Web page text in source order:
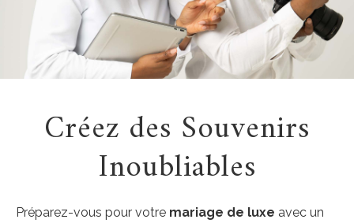
Créez des Souvenirs
Inoubliables
Préparez-vous pour votre mariage de luxe avec un